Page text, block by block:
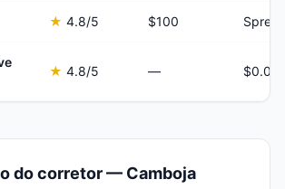
★ 4.8/5 $100
★ 4.8/5 —
do corretor — Camboja